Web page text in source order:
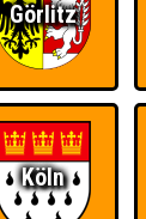
Görlitz
Köln